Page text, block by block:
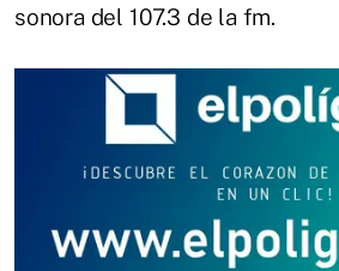
sonora del 107.3 de la fm.